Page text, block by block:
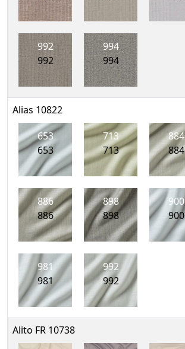
992
992
994
994
Alias 10822
653
653
713
713
884
884
886
886
898
898
900
900
981
981
992
992
Alito FR 10738